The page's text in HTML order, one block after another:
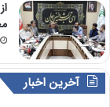
آخرین اخبار